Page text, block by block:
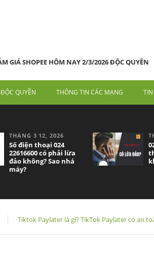
GIÁ SHOPEE HÔM NAY 2/3/2026 ĐỘC QUYỀN
QUYỀN THÔNG TIN CÁC MẠNG
THÁNG 3 12, 2026
Số điện thoại 024
22616600 có phải lừa
đảo không? Sao nhá
máy?
Tiktok Paylater là gì? TikTok Paylater có an